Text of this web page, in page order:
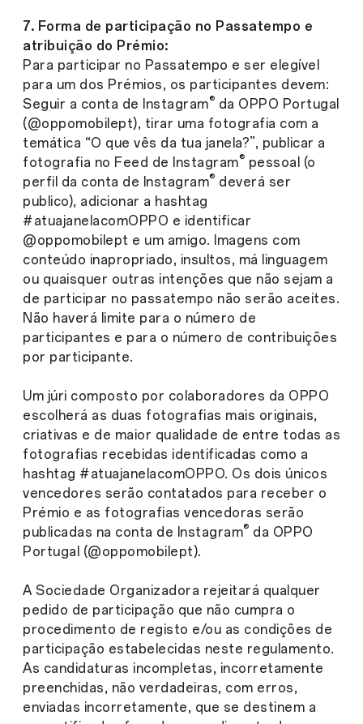
7. Forma de participação no Passatempo e
atribuição do Prémio:
Para participar no Passatempo e ser elegível
para um dos Prémios, os participantes devem:
Seguir a conta de Instagram® da OPPO Portugal
(@oppomobilept), tirar uma fotografia com a
temática “O que vês da tua janela?”, publicar a
fotografia no Feed de Instagram® pessoal (o
perfil da conta de Instagram® deverá ser
publico), adicionar a hashtag
#atuajanelacomOPPO e identificar
@oppomobilept e um amigo. Imagens com
conteúdo inapropriado, insultos, má linguagem
ou quaisquer outras intenções que não sejam a
de participar no passatempo não serão aceites.
Não haverá limite para o número de
participantes e para o número de contribuições
por participante.
Um júri composto por colaboradores da OPPO
escolherá as duas fotografias mais originais,
criativas e de maior qualidade de entre todas as
fotografias recebidas identificadas como a
hashtag #atuajanelacomOPPO. Os dois únicos
vencedores serão contatados para receber o
Prémio e as fotografias vencedoras serão
publicadas na conta de Instagram® da OPPO
Portugal (@oppomobilept).
A Sociedade Organizadora rejeitará qualquer
pedido de participação que não cumpra o
procedimento de registo e/ou as condições de
participação estabelecidas neste regulamento.
As candidaturas incompletas, incorretamente
preenchidas, não verdadeiras, com erros,
enviadas incorretamente, que se destinem a